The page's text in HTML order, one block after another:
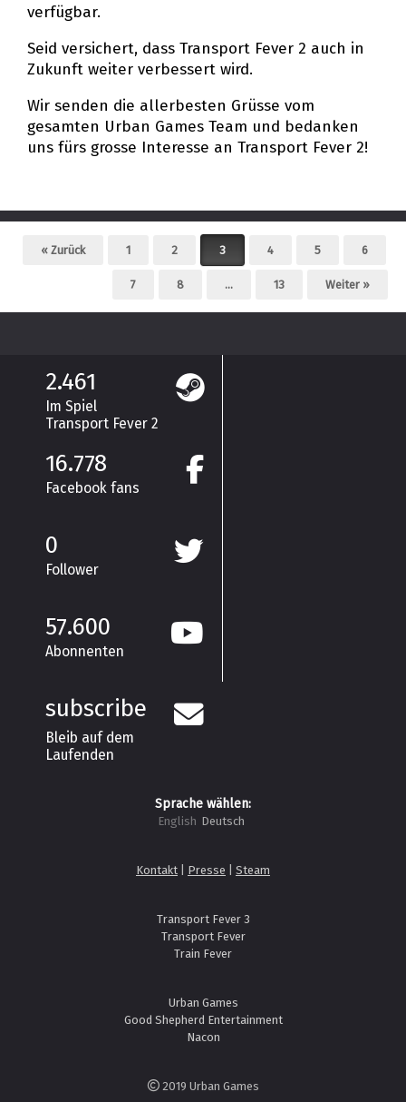
verfügbar.
Seid versichert, dass Transport Fever 2 auch in
Zukunft weiter verbessert wird.
Wir senden die allerbesten Grüsse vom
gesamten Urban Games Team und bedanken
uns fürs grosse Interesse an Transport Fever 2!
« Zurück 1 2 3 4 5 6
7 8 … 13 Weiter »
2.461
Im Spiel
Transport Fever 2
16.778
Facebook fans
0
Follower
57.600
Abonnenten
subscribe
Bleib auf dem
Laufenden
Sprache wählen:
English Deutsch
Kontakt Presse Steam
Transport Fever 3
Transport Fever
Train Fever
Urban Games
Good Shepherd Entertainment
Nacon
2019 Urban Games